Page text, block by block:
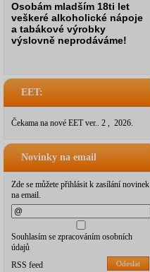
Osobám mladším 18ti let
veškeré alkoholické nápoje
a tabákové výrobky
výslovně neprodáváme!
EET:
Čekama na nové EET ver.. 2 , 2026.
Novinky na email
Zde se můžete přihlásit k zasílání novinek
na email.
Souhlasím se zpracováním osobních
údajů
Odeslat
RSS feed